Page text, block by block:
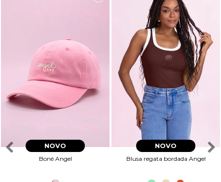
NOVO
Boné Angel
NOVO
Blusa regata bordada Angel